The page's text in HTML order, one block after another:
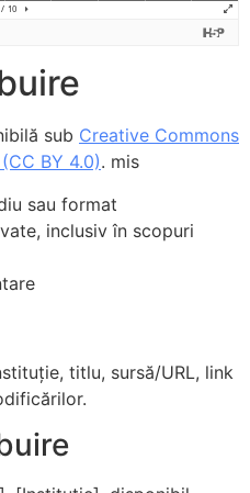
sub Creative Commons
BY 4.0). mis
sau format
inclusiv în scopuri
titlu, sursă/URL, link